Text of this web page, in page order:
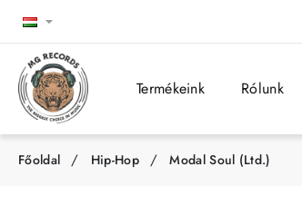
Termékeink Rólunk
Hip-Hop Modal Soul (Ltd.)